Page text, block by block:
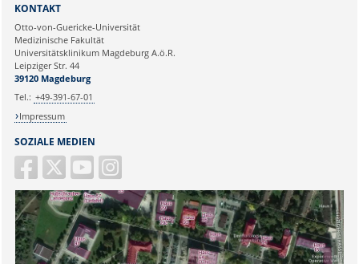
Ihre E-Mailadresse:
Ihr Anliegen:
SOZIALE MEDIEN
KONTAKT
Otto-von-Guericke-Universität
Medizinische Fakultät
Universitätsklinikum Magdeburg A.ö.R.
Leipziger Str. 44
39120 Magdeburg
Tel.: +49-391-67-01
Impressum